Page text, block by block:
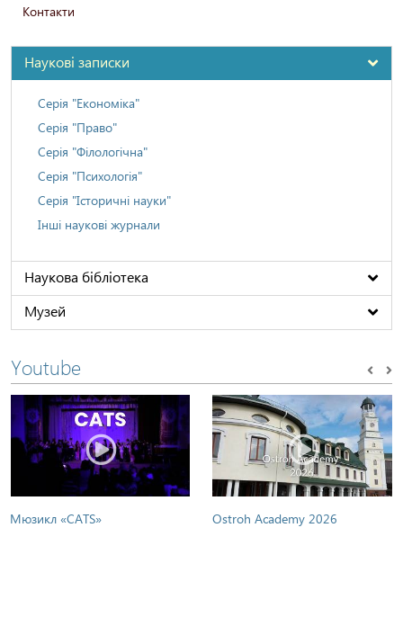
Контакти
Наукові записки
Серія "Економіка"
Серія "Право"
Серія "Філологічна"
Серія "Психологія"
Серія "Історичні науки"
Інші наукові журнали
Наукова бібліотека
Музей
Youtube
Мюзикл «CATS» Ostroh Academy 2026